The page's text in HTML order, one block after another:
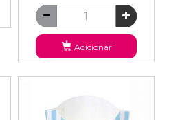
Adicionar